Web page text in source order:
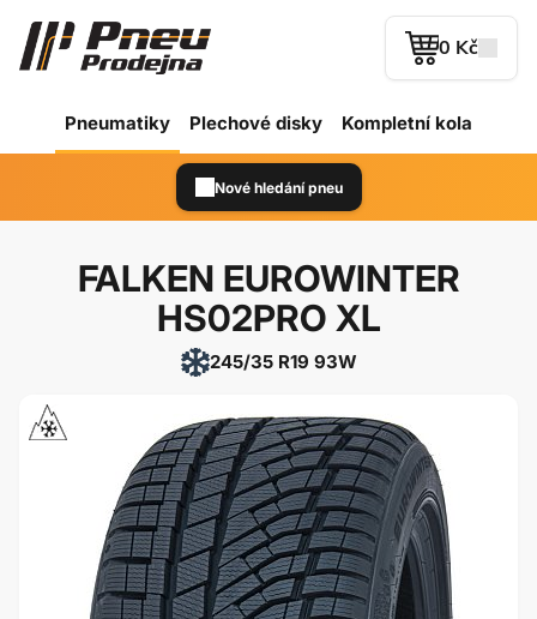
0 Kč
Pneumatiky Plechové disky Kompletní kola
Nové hledání pneu
FALKEN EUROWINTER
HS02PRO XL
245/35 R19 93W